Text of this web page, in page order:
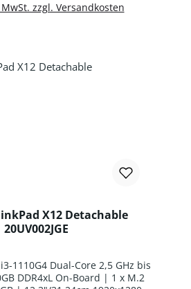
zzgl. Versandkosten
X12 Detachable
20UV002JGE
1110G4 Dual-Core 2,5 GHz bis
DDR4xL On-Board | 1 x M.2